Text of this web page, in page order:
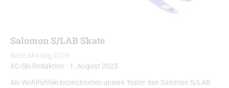
Salomon S/LAB Skate
Race Skating 2026
XC-Ski Redaktion - 1. August 2025
Als Wohlfühlski bezeichneten unsere Tester den Salomon S/LAB